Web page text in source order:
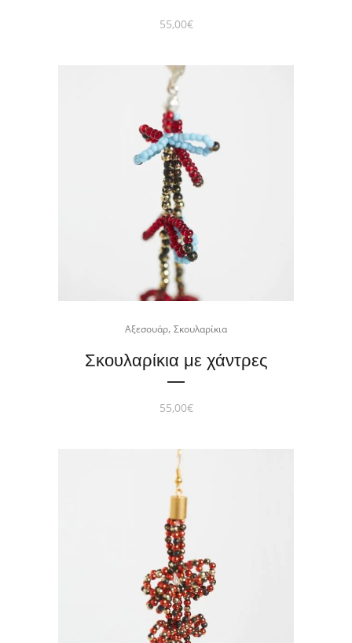
55,00€
Αξεσουάρ, Σκουλαρίκια
Σκουλαρίκια με χάντρες
55,00€